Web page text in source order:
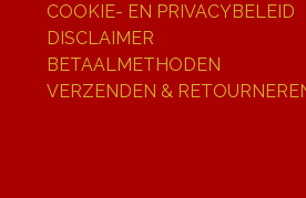
COOKIE- EN PRIVACYBELEID
DISCLAIMER
BETAALMETHODEN
VERZENDEN &